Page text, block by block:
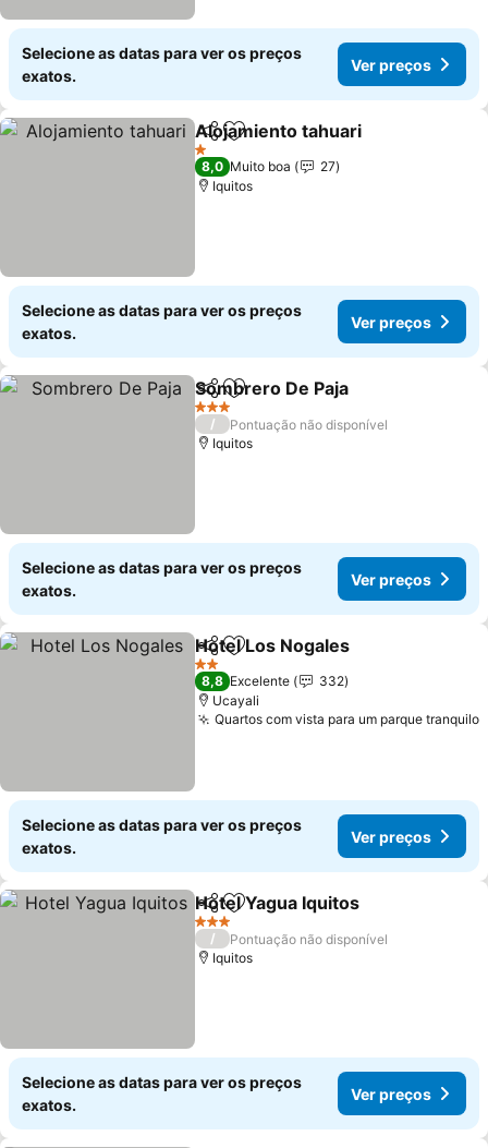
Selecione as datas para ver os preços
exatos.
Ver preços
PartilharAdicionar aos favoritos
Alojamiento tahuari
1 Estrelas
8,0 Muito boa
27
Iquitos
Selecione as datas para ver os preços
exatos.
Ver preços
PartilharAdicionar aos favoritos
Sombrero De Paja
3 Estrelas
/
Pontuação não disponível
Iquitos
Selecione as datas para ver os preços
exatos.
Ver preços
PartilharAdicionar aos favoritos
Hotel Los Nogales
2 Estrelas
8,8 Excelente
332
Ucayali
Quartos com vista para um parque tranquilo
Selecione as datas para ver os preços
exatos.
Ver preços
PartilharAdicionar aos favoritos
Hotel Yagua Iquitos
3 Estrelas
/
Pontuação não disponível
Iquitos
Selecione as datas para ver os preços
exatos.
Ver preços